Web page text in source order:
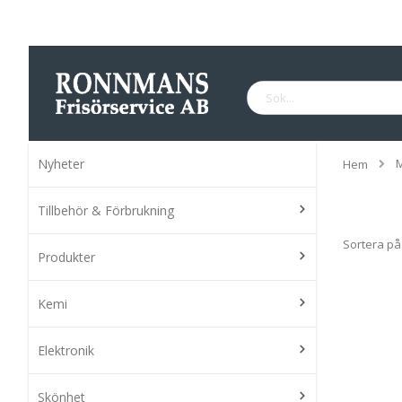
till
Sök
Nyheter
Tillbehör & Förbrukning
Produkter
Kemi
Elektronik
Skönhet
Hem
Sortera på